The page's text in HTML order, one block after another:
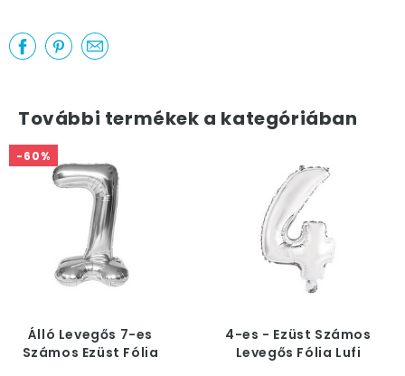
További termékek a kategóriában
-60%
Álló Levegős 7-es
Számos Ezüst Fólia
4-es - Ezüst Számos
Levegős Fólia Lufi